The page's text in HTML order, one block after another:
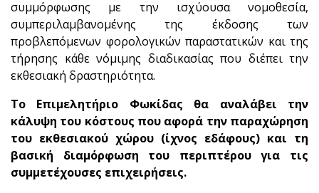
συμμόρφωσης με την ισχύουσα νομοθεσία,
συμπεριλαμβανομένης της έκδοσης των
προβλεπόμενων φορολογικών παραστατικών και της
τήρησης κάθε νόμιμης διαδικασίας που διέπει την
εκθεσιακή δραστηριότητα.
Το Επιμελητήριο Φωκίδας θα αναλάβει την
κάλυψη του κόστους που αφορά την παραχώρηση
του εκθεσιακού χώρου (ίχνος εδάφους) και τη
βασική διαμόρφωση του περιπτέρου για τις
συμμετέχουσες επιχειρήσεις.